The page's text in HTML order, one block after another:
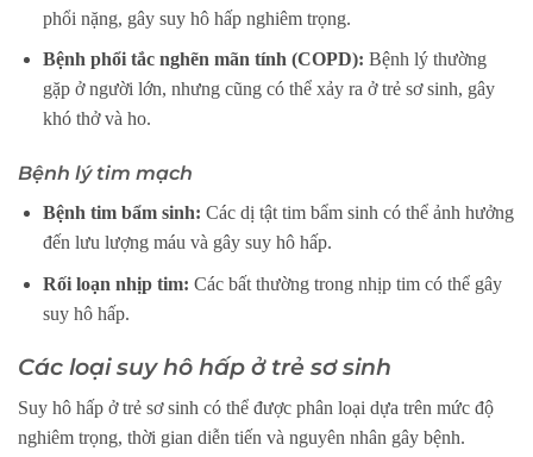
phổi nặng, gây suy hô hấp nghiêm trọng.
Bệnh phổi tắc nghẽn mãn tính (COPD): Bệnh lý thường
gặp ở người lớn, nhưng cũng có thể xảy ra ở trẻ sơ sinh, gây
khó thở và ho.
Bệnh lý tim mạch
Bệnh tim bẩm sinh: Các dị tật tim bẩm sinh có thể ảnh hưởng
đến lưu lượng máu và gây suy hô hấp.
Rối loạn nhịp tim: Các bất thường trong nhịp tim có thể gây
suy hô hấp.
Các loại suy hô hấp ở trẻ sơ sinh
Suy hô hấp ở trẻ sơ sinh có thể được phân loại dựa trên mức độ
nghiêm trọng, thời gian diễn tiến và nguyên nhân gây bệnh.